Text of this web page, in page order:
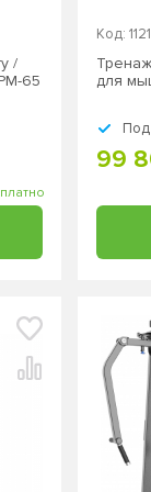
/
65
Код:
для
Под
99